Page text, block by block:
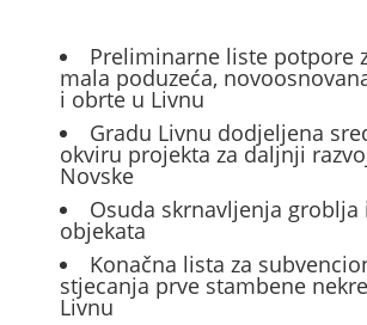
Preliminarne liste potpore
mala poduzeća,
i obrte u Livnu
Gradu Livnu dodjeljena
okviru projekta za daljnji
Novske
Osuda skrnavljenja groblja
objekata
Konačna lista za
stjecanja prve stambene
Livnu